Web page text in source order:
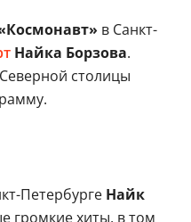
в Санкт-
Найка Борзова.
столицы
Петербурге Найк
громкие хиты, в том